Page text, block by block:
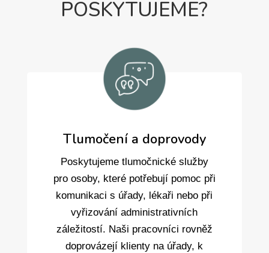
POSKYTUJEME?
Tlumočení a doprovody
Poskytujeme tlumočnické služby
pro osoby, které potřebují pomoc při
komunikaci s úřady, lékaři nebo při
vyřizování administrativních
záležitostí. Naši pracovníci rovněž
doprovázejí klienty na úřady, k